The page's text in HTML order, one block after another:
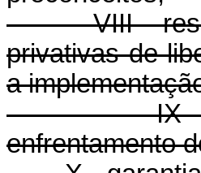
VIII -
privativas de
a
IX -
enfrentamento